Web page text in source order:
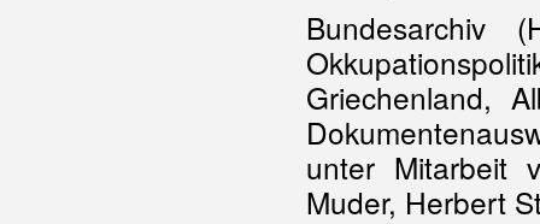
Bundesarchiv
Griechenland,
unter Mitarbeit
Muder, Herbert